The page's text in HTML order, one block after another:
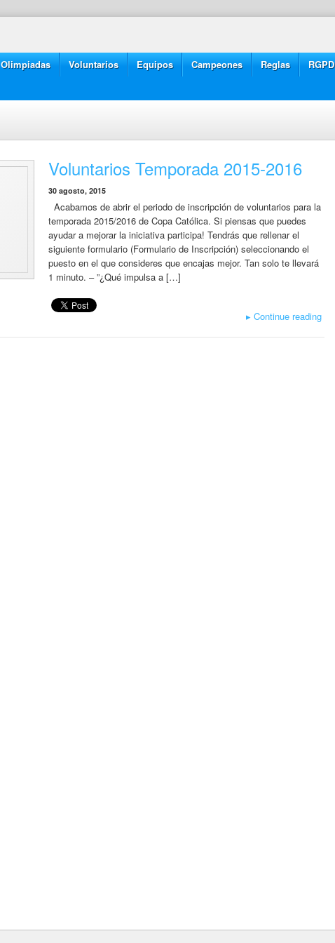
Olimpiadas Voluntarios Equipos Campeones Reglas RGPD
Voluntarios Temporada 2015-2016
30 agosto, 2015
Acabamos de abrir el periodo de inscripción de voluntarios para la
temporada 2015/2016 de Copa Católica. Si piensas que puedes
ayudar a mejorar la iniciativa participa! Tendrás que rellenar el
siguiente formulario (Formulario de Inscripción) seleccionando el
puesto en el que consideres que encajas mejor. Tan solo te llevará
1 minuto. – ”¿Qué impulsa a […]
▸ Continue reading